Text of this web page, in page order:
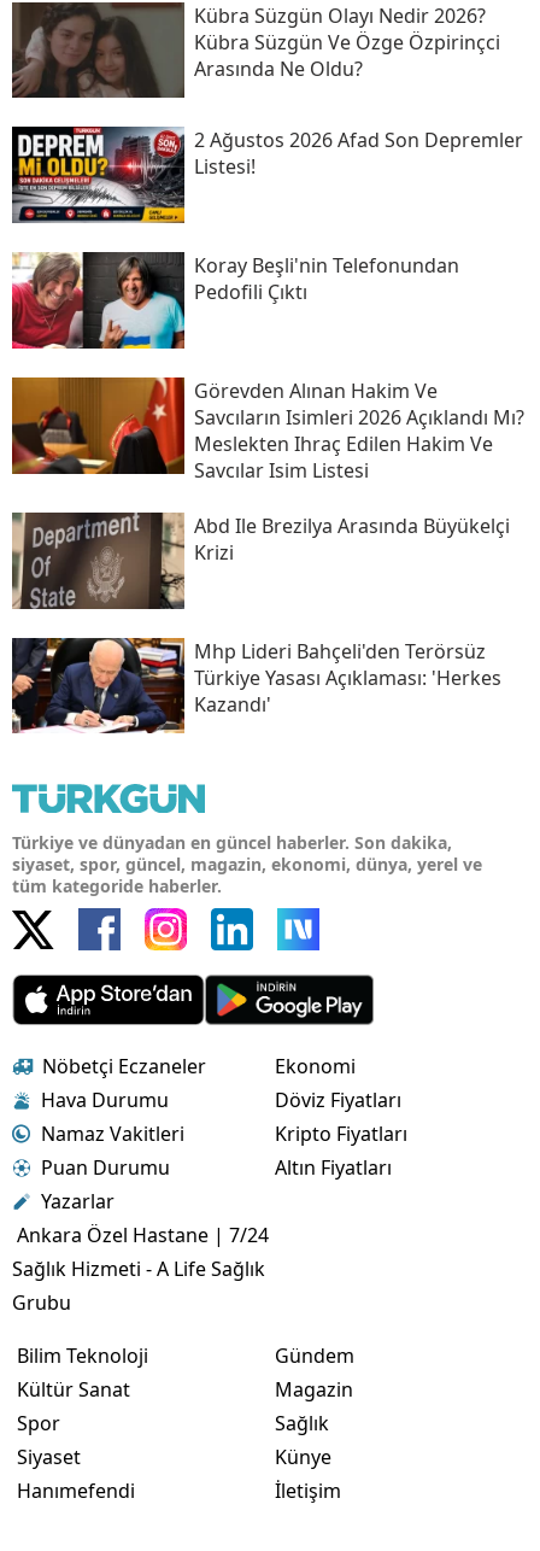
Kübra Süzgün Olayı Nedir 2026?
Kübra Süzgün Ve Özge Özpirinçci
Arasında Ne Oldu?
2 Ağustos 2026 Afad Son Depremler
Listesi!
Koray Beşli'nin Telefonundan
Pedofili Çıktı
Görevden Alınan Hakim Ve
Savcıların Isimleri 2026 Açıklandı Mı?
Meslekten Ihraç Edilen Hakim Ve
Savcılar Isim Listesi
Abd Ile Brezilya Arasında Büyükelçi
Krizi
Mhp Lideri Bahçeli'den Terörsüz
Türkiye Yasası Açıklaması: 'herkes
Kazandı'
Türkiye ve dünyadan en güncel haberler. Son dakika,
siyaset, spor, güncel, magazin, ekonomi, dünya, yerel ve
tüm kategoride haberler.
Nöbetçi Eczaneler
Hava Durumu
Namaz Vakitleri
Puan Durumu
Yazarlar
Ankara Özel Hastane | 7/24
Sağlık Hizmeti - A Life Sağlık
Grubu
Ekonomi
Döviz Fiyatları
Kripto Fiyatları
Altın Fiyatları
Bilim Teknoloji
Kültür Sanat
Spor
Siyaset
Hanımefendi
Gündem
Magazin
Sağlık
Künye
İletişim